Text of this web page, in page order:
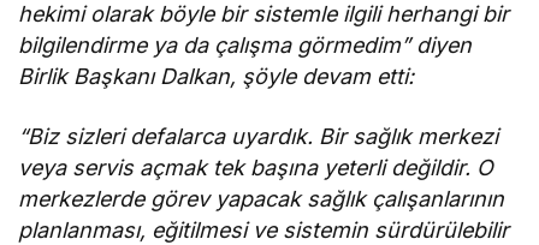
hekimi olarak böyle bir sistemle ilgili herhangi bir
bilgilendirme ya da çalışma görmedim” diyen
Birlik Başkanı Dalkan, şöyle devam etti:
“Biz sizleri defalarca uyardık. Bir sağlık merkezi
veya servis açmak tek başına yeterli değildir. O
merkezlerde görev yapacak sağlık çalışanlarının
planlanması, eğitilmesi ve sistemin sürdürülebilir